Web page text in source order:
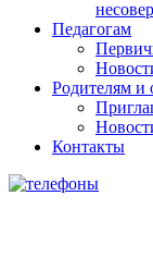
Педагогам
Родителям и
Контакты